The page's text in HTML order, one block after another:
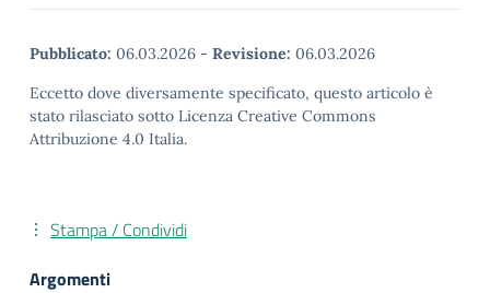
Pubblicato: 06.03.2026 - Revisione: 06.03.2026
Eccetto dove diversamente specificato, questo articolo è
stato rilasciato sotto Licenza Creative Commons
Attribuzione 4.0 Italia.
Stampa / Condividi
Argomenti